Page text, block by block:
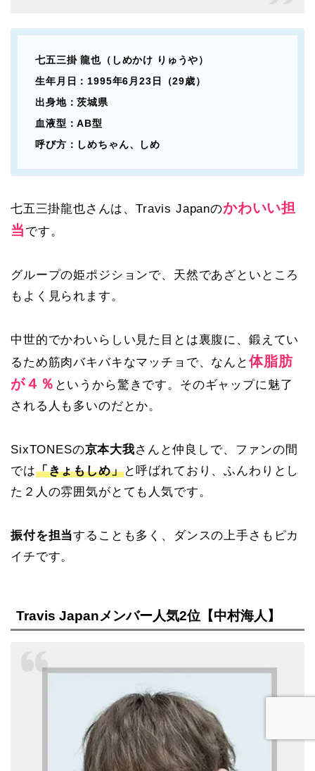
七五三掛 龍也（しめかけ りゅうや）
生年月日：1995年6月23日（29歳）
出身地：茨城県
血液型：AB型
呼び方：しめちゃん、しめ
七五三掛龍也さんは、 Travis Japanのかわいい担
当 です。
グループの姫ポジションで、天然であざといところ
もよく見られます。
中世的でかわいらしい見た目とは裏腹に、鍛えてい
るため筋肉バキバキなマッチョで、なんと 体脂肪
が４％ というから驚きです。そのギャップに魅了
される人も多いのだとか。
SixTONESの京本大我さんと仲良しで、ファンの間
では「きょもしめ」と呼ばれており、ふんわりとし
た２人の雰囲気がとても人気です。
振付を担当することも多く、ダンスの上手さもピカ
イチです。
Travis Japanメンバー人気2位【中村海人】